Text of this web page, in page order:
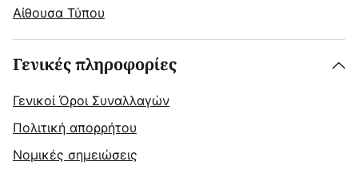
Αίθουσα Τύπου
Γενικές πληροφορίες
Γενικοί Όροι Συναλλαγών
Πολιτική απορρήτου
Νομικές σημειώσεις